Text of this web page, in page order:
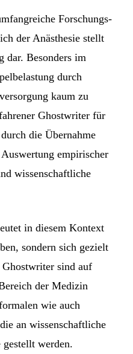
Forschungs-
der Anästhesie stellt
dar. Besonders im
durch
kaum zu
Ghostwriter für
die Übernahme
empirischer
wissenschaftliche
in diesem Kontext
sondern sich gezielt
sind auf
der Medizin
wie auch
an wissenschaftliche
werden.